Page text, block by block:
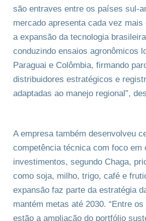
são entraves entre os países sul-
mercado apresenta cada vez mais
a expansão da tecnologia
conduzindo ensaios agronômicos
Paraguai e Colômbia, firmando
distribuidores estratégicos e
adaptadas ao manejo regional”,
A empresa também desenvolveu
competência técnica com foco em
investimentos, segundo Chaga,
como soja, milho, trigo, café e
expansão faz parte da estratégia
mantém metas até 2030. “Entre
estão a ampliação do portfólio